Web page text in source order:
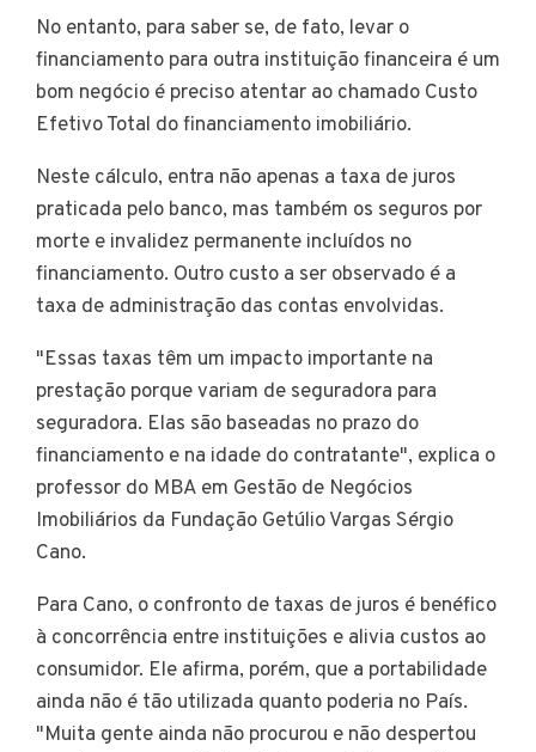
No entanto, para saber se, de fato, levar o
financiamento para outra instituição financeira é um
bom negócio é preciso atentar ao chamado Custo
Efetivo Total do financiamento imobiliário.
Neste cálculo, entra não apenas a taxa de juros
praticada pelo banco, mas também os seguros por
morte e invalidez permanente incluídos no
financiamento. Outro custo a ser observado é a
taxa de administração das contas envolvidas.
"Essas taxas têm um impacto importante na
prestação porque variam de seguradora para
seguradora. Elas são baseadas no prazo do
financiamento e na idade do contratante", explica o
professor do MBA em Gestão de Negócios
Imobiliários da Fundação Getúlio Vargas Sérgio
Cano.
Para Cano, o confronto de taxas de juros é benéfico
à concorrência entre instituições e alivia custos ao
consumidor. Ele afirma, porém, que a portabilidade
ainda não é tão utilizada quanto poderia no País.
"Muita gente ainda não procurou e não despertou